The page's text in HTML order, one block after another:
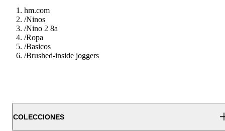
hm.com
/Ninos
/Nino 2 8a
/Ropa
/Basicos
/Brushed-inside joggers
COLECCIONES